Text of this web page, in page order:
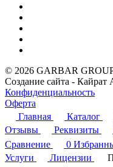
© 2026 GARBAR
Создание сайта - Кайрат
Конфиденциальность
Оферта
Главная
Каталог
Отзывы
Реквизиты
Сравнение
0
Услуги
Лицензии